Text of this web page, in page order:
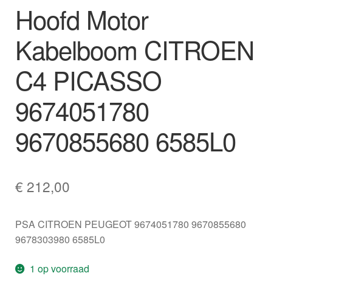
Hoofd Motor
Kabelboom CITROEN
C4 PICASSO
9674051780
9670855680 6585L0
€ 212,00
PSA CITROEN PEUGEOT 9674051780 9670855680
9678303980 6585L0
1 op voorraad